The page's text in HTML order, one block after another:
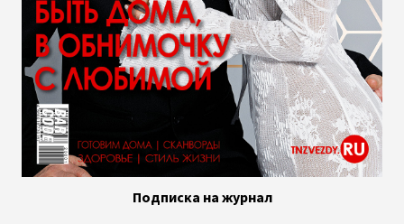
Подписка на журнал